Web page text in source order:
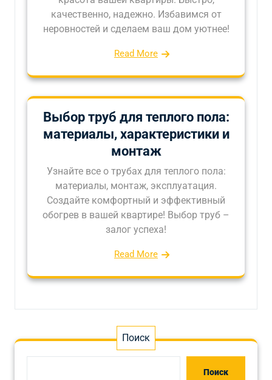
качественно, надежно. Избавимся от
неровностей и сделаем ваш дом уютнее!
Read More
Выбор труб для теплого пола:
материалы, характеристики и
монтаж
Узнайте все о трубах для теплого пола:
материалы, монтаж, эксплуатация.
Создайте комфортный и эффективный
обогрев в вашей квартире! Выбор труб –
залог успеха!
Read More
Поиск
Поиск